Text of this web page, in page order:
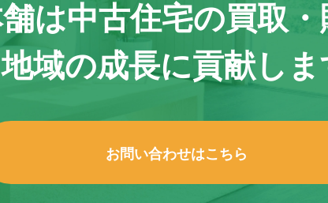
は中古住宅の買取
地域の成長に貢献しま
お問い合わせはこちら